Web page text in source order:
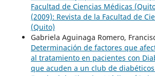
Facultad de Ciencias Médicas
(2009): Revista de la Facultad de
(Quito)
Gabriela Aguinaga Romero,
Determinación de factores que
al tratamiento en pacientes con
que acuden a un club de diabéticos